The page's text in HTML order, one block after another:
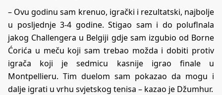
– Ovu godinu sam krenuo, igrački i rezultatski, najbolje
u posljednje 3-4 godine. Stigao sam i do poluflnala
jakog Challengera u Belgiji gdje sam izgubio od Borne
Ćorića u meču koji sam trebao možda i dobiti protiv
igrača koji je sedmicu kasnije igrao finale u
Montpellieru. Tim duelom sam pokazao da mogu i
dalje igrati u vrhu svjetskog tenisa – kazao je Džumhur.